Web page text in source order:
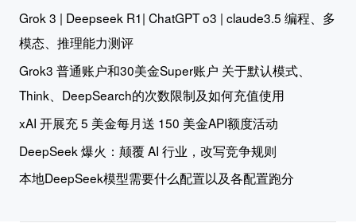
Grok 3 | Deepseek R1| ChatGPT o3 | claude3.5 编程、多
模态、推理能力测评
Grok3 普通账户和30美金Super账户 关于默认模式、
Think、DeepSearch的次数限制及如何充值使用
xAI 开展充 5 美金每月送 150 美金API额度活动
DeepSeek 爆火：颠覆 AI 行业，改写竞争规则
本地DeepSeek模型需要什么配置以及各配置跑分